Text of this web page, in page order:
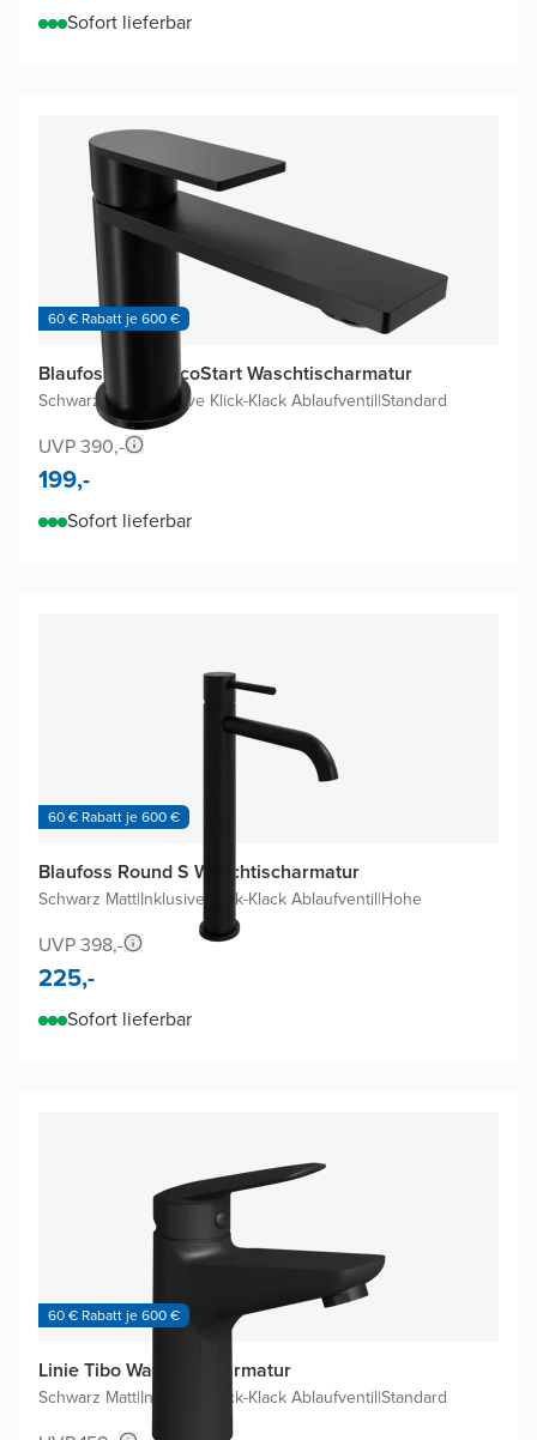
Sofort lieferbar
60 € Rabatt je 600 €
Blaufoss Fenix EcoStart Waschtischarmatur
Schwarz Matt Inklusive Klick-Klack Ablaufventil|Standard
UVP 390,-
199,-
Sofort lieferbar
60 € Rabatt je 600 €
Blaufoss Round S Waschtischarmatur
Schwarz Matt|Inklusive Klick-Klack Ablaufventil|Hohe
UVP 398,-
225,-
Sofort lieferbar
60 € Rabatt je 600 €
Linie Tibo Waschtischarmatur
Schwarz Matt|Inklusive Klick-Klack Ablaufventil|Standard